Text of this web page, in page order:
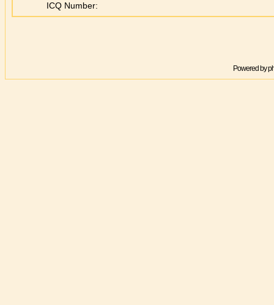
ICQ Number:
Powered by